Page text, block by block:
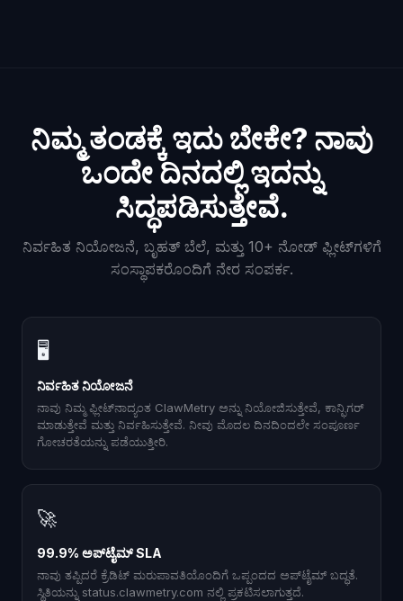
ನಿಮ್ಮ ತಂಡಕ್ಕೆ ಇದು ಬೇಕೇ? ನಾವು
ಒಂದೇ ದಿನದಲ್ಲಿ ಇದನ್ನು
ಸಿದ್ಧಪಡಿಸುತ್ತೇವೆ.
ನಿರ್ವಹಿತ ನಿಯೋಜನೆ, ಬೃಹತ್ ಬೆಲೆ, ಮತ್ತು 10+ ನೋಡ್ ಫ್ಲೀಟ್‌ಗಳಿಗೆ
ಸಂಸ್ಥಾಪಕರೊಂದಿಗೆ ನೇರ ಸಂಪರ್ಕ.
🖥
ನಿರ್ವಹಿತ ನಿಯೋಜನೆ
ನಾವು ನಿಮ್ಮ ಫ್ಲೀಟ್‌ನಾದ್ಯಂತ ClawMetry ಅನ್ನು ನಿಯೋಜಿಸುತ್ತೇವೆ, ಕಾನ್ಫಿಗರ್
ಮಾಡುತ್ತೇವೆ ಮತ್ತು ನಿರ್ವಹಿಸುತ್ತೇವೆ. ನೀವು ಮೊದಲ ದಿನದಿಂದಲೇ ಸಂಪೂರ್ಣ
ಗೋಚರತೆಯನ್ನು ಪಡೆಯುತ್ತೀರಿ.
🚀
99.9% ಅಪ್‌ಟೈಮ್ SLA
ನಾವು ತಪ್ಪಿದರೆ ಕ್ರೆಡಿಟ್ ಮರುಪಾವತಿಯೊಂದಿಗೆ ಒಪ್ಪಂದದ ಅಪ್‌ಟೈಮ್ ಬದ್ಧತೆ.
ಸ್ಥಿತಿಯನ್ನು status.clawmetry.com ನಲ್ಲಿ ಪ್ರಕಟಿಸಲಾಗುತ್ತದೆ.